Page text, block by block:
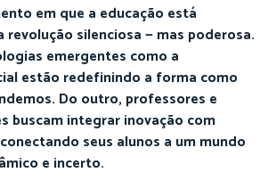
em que a educação está
revolução silenciosa — mas poderosa.
emergentes como a
estão redefinindo a forma como
Do outro, professores e
buscam integrar inovação com
seus alunos a um mundo
e incerto.